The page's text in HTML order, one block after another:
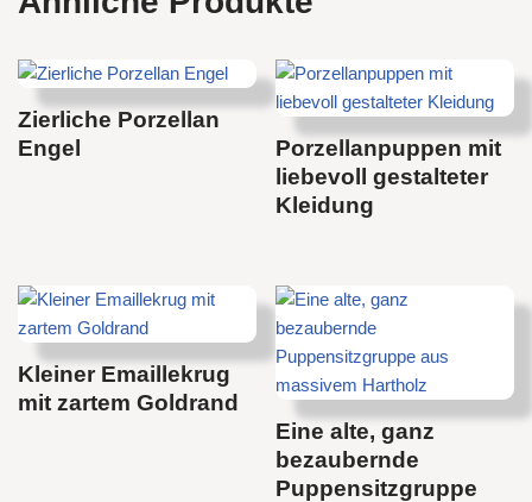
Zierliche Porzellan
Engel
Porzellanpuppen mit
liebevoll gestalteter
Kleidung
Kleiner Emaillekrug
mit zartem Goldrand
Eine alte, ganz
bezaubernde
Puppensitzgruppe